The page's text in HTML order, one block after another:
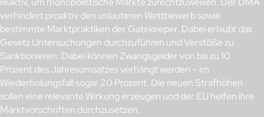
verhindert proaktiv den unlauteren Wettbewerb sowie
bestimmte Marktpraktiken der Gatekeeper. Dabei erlaubt das
Gesetz Untersuchungen durchzuführen und Verstöße zu
Sanktionieren. Dabei können Zwangsgelder von bis zu 10
Prozent des Jahresumsatzes verhängt werden – im
Wiederholungsfall sogar 20 Prozent. Die neuen Strafhöhen
sollen eine relevante Wirkung erzeugen und der EU helfen ihre
Marktvorschriften durchzusetzen.